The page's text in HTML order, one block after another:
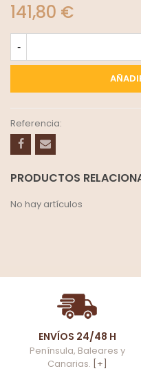
141,80 €
-
Referencia:
PRODUCTOS
No hay artículos
ENVÍOS 24/48 H
Península, Baleares y
Canarias. [+]